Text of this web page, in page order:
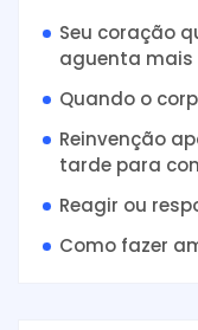
Seu coração
aguenta mais
Quando o
Reinvenção
tarde para
Reagir ou
Como fazer